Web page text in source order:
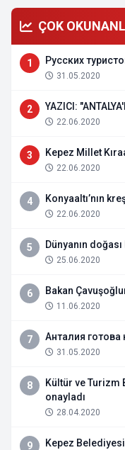
ÇOK
1 Русских
31.05.2020
2 YAZICI:
22.06.2020
3 Kepez Millet
22.06.2020
4 Konyaaltı’nın
22.06.2020
5 Dünyanın
25.06.2020
6 Bakan
11.06.2020
7 Анталия готова
31.05.2020
8
Kültür ve Turizm
onayladı
28.04.2020
9 Kepez